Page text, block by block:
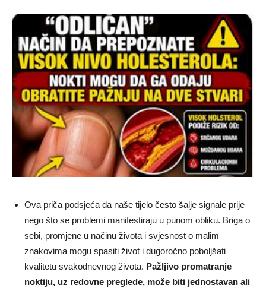
Ova priča podsjeća da naše tijelo često šalje signale prije
nego što se problemi manifestiraju u punom obliku. Briga o
sebi, promjene u načinu života i svjesnost o malim
znakovima mogu spasiti život i dugoročno poboljšati
kvalitetu svakodnevnog života. Pažljivo promatranje
noktiju, uz redovne preglede, može biti jednostavan ali